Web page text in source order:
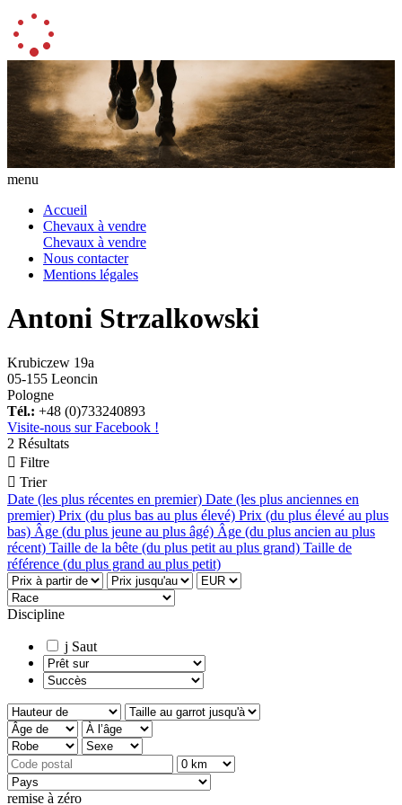
menu
Accueil
Chevaux à vendre
Chevaux à vendre
Nous contacter
Mentions légales
Antoni Strzalkowski
Krubiczew 19a
05-155 Leoncin
Pologne
Tél.: +48 (0)733240893
Visite-nous sur Facebook !
2 Résultats
 Filtre
 Trier
Date (les plus récentes en premier) Date (les plus anciennes en
premier) Prix (du plus bas au plus élevé) Prix (du plus élevé au plus
bas) Âge (du plus jeune au plus âgé) Âge (du plus ancien au plus
récent) Taille de la bête (du plus petit au plus grand) Taille de
référence (du plus grand au plus petit)
Discipline
j Saut
remise à zéro